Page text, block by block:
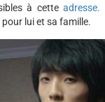
à cetteadresse.
lui et sa famille.